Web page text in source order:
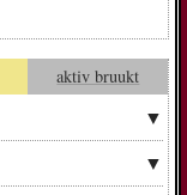
aktiv bruukt